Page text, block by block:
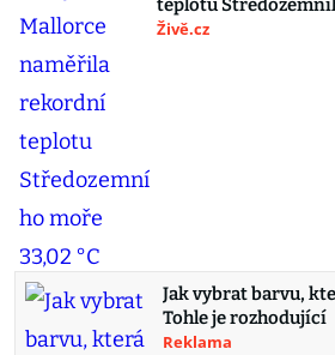
teplotu
Živě.cz
Jak vybrat barvu,
Tohle je rozhodující
Reklama